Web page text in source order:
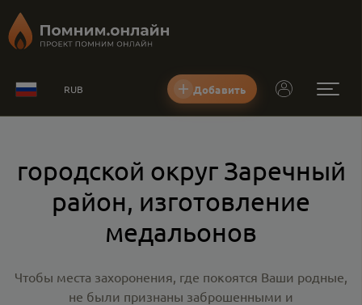
RUB Добавить
городской округ Заречный
район, изготовление
медальонов
Чтобы места захоронения, где покоятся Ваши родные,
не были признаны заброшенными и